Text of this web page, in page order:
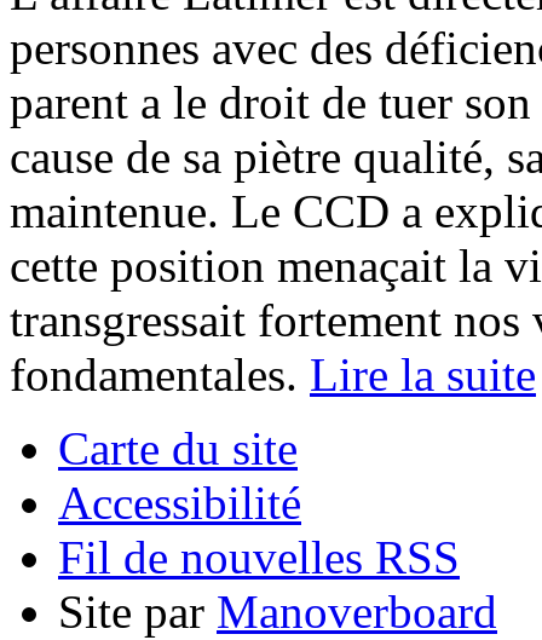
personnes avec des
parent a le droit de tuer
cause de sa piètre qualité,
maintenue. Le CCD a
cette position menaçait la
transgressait fortement
fondamentales. Lire la suite
Carte du site
Accessibilité
Fil de nouvelles RSS
Site par Manoverboard